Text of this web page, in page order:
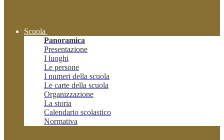
Scuola
Panoramica
Presentazione
I luoghi
Le persone
I numeri della scuola
Le carte della scuola
Organizzazione
La storia
Calendario scolastico
Normativa